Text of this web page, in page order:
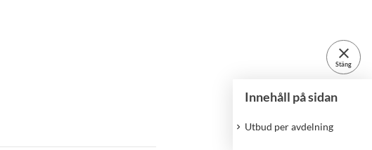
close
Stäng
Innehåll på sidan
Utbud per avdelning